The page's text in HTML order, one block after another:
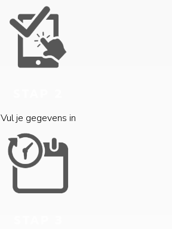
Vul je gegevens in